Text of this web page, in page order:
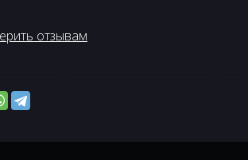
отзывам